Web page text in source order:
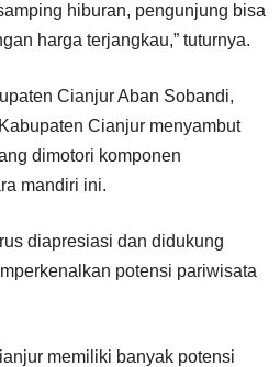
hiburan, pengunjung bisa
harga terjangkau,” tuturnya.
Cianjur Aban Sobandi,
Cianjur menyambut
dimotori komponen
mandiri ini.
diapresiasi dan didukung
potensi pariwisata
memiliki banyak potensi